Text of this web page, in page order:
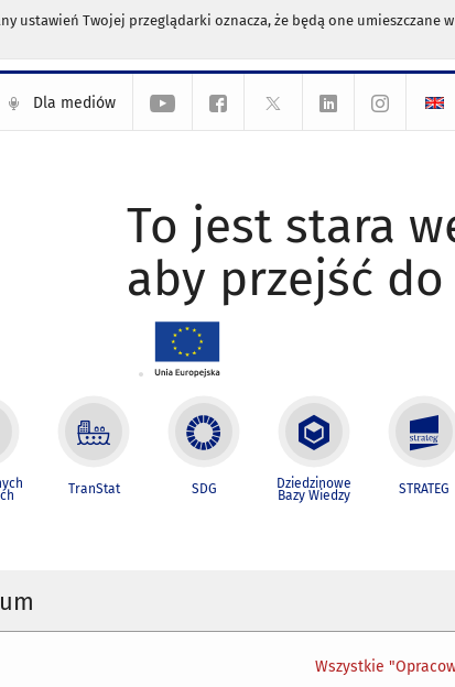
ustawień Twojej przeglądarki oznacza, że będą one umieszczane
Dla mediów
To jest stara
aby przejść
TranStat SDG Dziedzinowe
Bazy Wiedzy STRATEG
Wszystkie